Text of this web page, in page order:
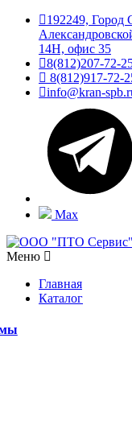
192249, Город
14Н, офис 35
8(812)207-72-
8(812)917-72-
info@kran-
Max
Меню
Главная
Каталог